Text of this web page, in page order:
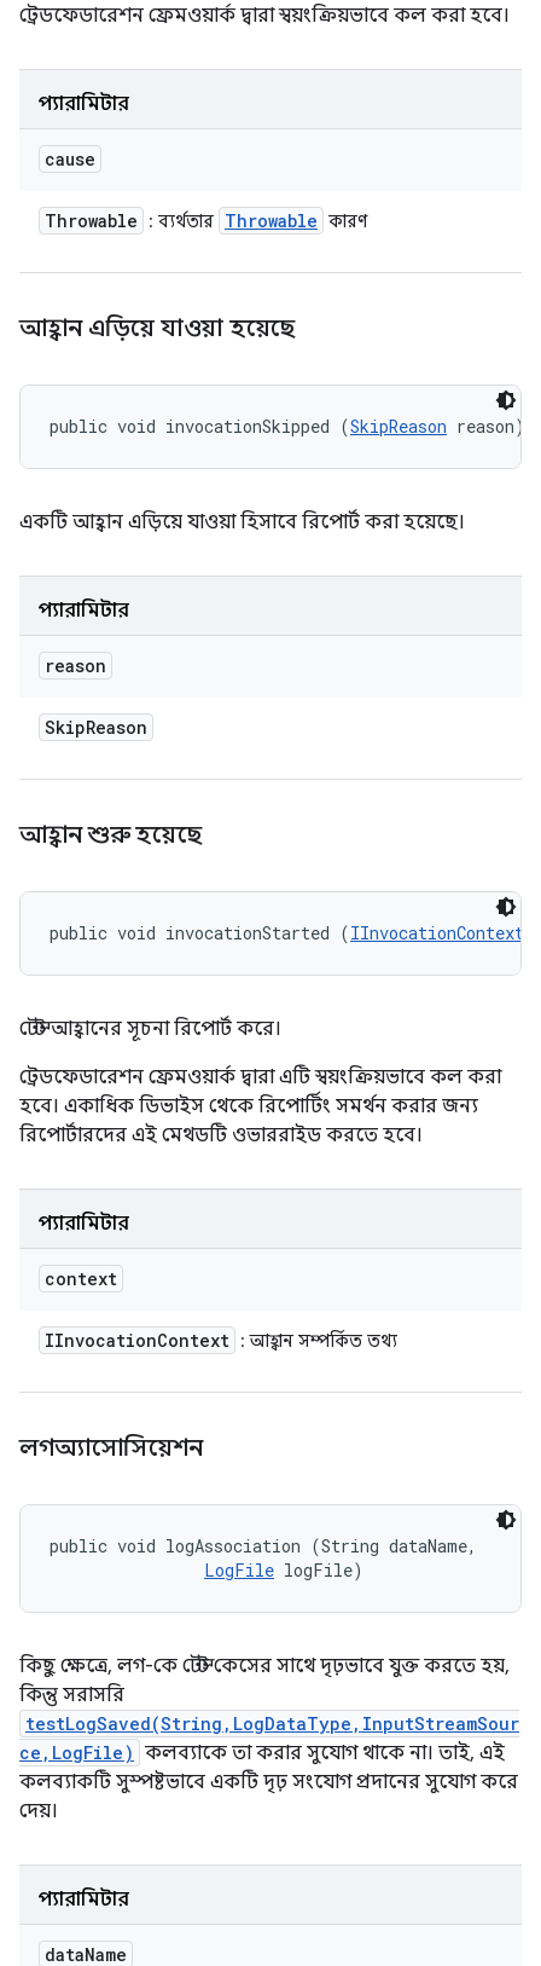
ট্রেডফেডারেশন ফ্রেমওয়ার্ক দ্বারা স্বয়ংক্রিয়ভাবে কল করা হবে।
প্যারামিটার
cause
Throwable : ব্যর্থতার Throwable কারণ
আহ্বান এড়িয়ে যাওয়া হয়েছে
public void invocationSkipped (SkipReason reason)
একটি আহ্বান এড়িয়ে যাওয়া হিসাবে রিপোর্ট করা হয়েছে।
প্যারামিটার
reason
SkipReason
আহ্বান শুরু হয়েছে
public void invocationStarted (IInvocationContext
টেস্ট আহ্বানের সূচনা রিপোর্ট করে।
ট্রেডফেডারেশন ফ্রেমওয়ার্ক দ্বারা এটি স্বয়ংক্রিয়ভাবে কল করা
হবে। একাধিক ডিভাইস থেকে রিপোর্টিং সমর্থন করার জন্য
রিপোর্টারদের এই মেথডটি ওভাররাইড করতে হবে।
প্যারামিটার
context
IInvocationContext : আহ্বান সম্পর্কিত তথ্য
লগঅ্যাসোসিয়েশন
public void logAssociation (String dataName,
LogFile logFile)
কিছু ক্ষেত্রে, লগ-কে টেস্ট কেসের সাথে দৃঢ়ভাবে যুক্ত করতে হয়,
কিন্তু সরাসরি
testLogSaved(String,LogDataType,InputStreamSour
ce,LogFile) কলব্যাকে তা করার সুযোগ থাকে না। তাই, এই
কলব্যাকটি সুস্পষ্টভাবে একটি দৃঢ় সংযোগ প্রদানের সুযোগ করে
দেয়।
প্যারামিটার
dataName